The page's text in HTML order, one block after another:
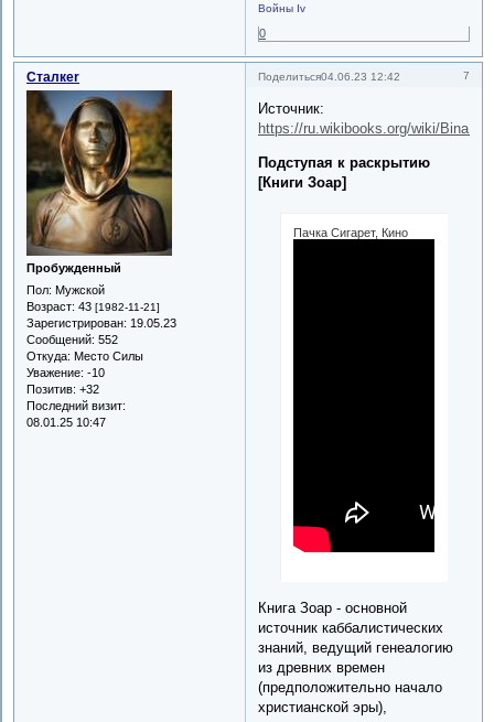
Войны Iv
0
Поделиться 7
04.06.23 12:42
Сталкеr
Пробужденный
Пол: Мужской
Возраст: 43 [1982-11-21]
Зарегистрирован: 19.05.23
Сообщений: 552
Откуда: Место Силы
Уважение: -10
Позитив: +32
Последний визит:
08.01.25 10:47
Источник:
https://ru.wikibooks.org/wiki/
Подступая к раскрытию
[Книги Зоар]
Пачка Сигарет, Кино
Книга Зоар - основной
источник каббалистических
знаний, ведущий генеалогию
из древних времен
(предположительно начало
христианской эры),